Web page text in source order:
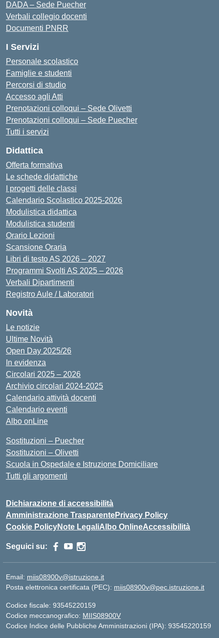
DADA – Sede Puecher
Verbali collegio docenti
Documenti PNRR
I Servizi
Personale scolastico
Famiglie e studenti
Percorsi di studio
Accesso agli Atti
Prenotazioni colloqui – Sede Olivetti
Prenotazioni colloqui – Sede Puecher
Tutti i servizi
Didattica
Offerta formativa
Le schede didattiche
I progetti delle classi
Calendario Scolastico 2025-2026
Modulistica didattica
Modulistica studenti
Orario Lezioni
Scansione Oraria
Libri di testo AS 2026 – 2027
Programmi Svolti AS 2025 – 2026
Verbali Dipartimenti
Registro Aule / Laboratori
Novità
Le notizie
Ultime Novità
Open Day 2025/26
In evidenza
Circolari 2025 – 2026
Archivio circolari 2024-2025
Calendario attività docenti
Calendario eventi
Albo onLine
Sostituzioni – Puecher
Sostituzioni – Olivetti
Scuola in Ospedale e Istruzione Domiciliare
Tutti gli argomenti
Dichiarazione di accessibilità
Amministrazione TrasparentePrivacy Policy
Cookie PolicyNote LegaliAlbo OnlineAccessibilità
Seguici su:
Email: miis08900v@istruzione.it
Posta elettronica certificata (PEC): miis08900v@pec.istruzione.it
Codice fiscale: 93545220159
Codice meccanografico: MIIS08900V
Codice Indice delle Pubbliche Amministrazioni (IPA): 93545220159